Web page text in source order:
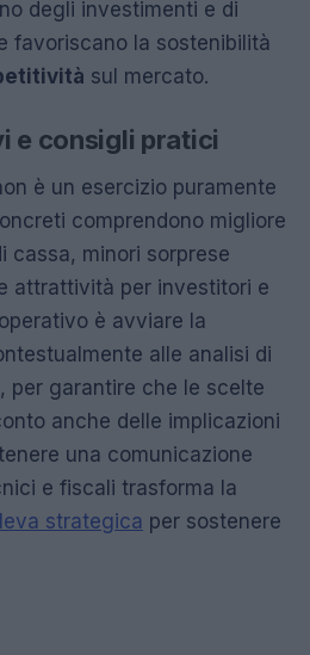
degli investimenti e di
favoriscano la sostenibilità
sul mercato.
e consigli pratici
è un esercizio puramente
comprendono migliore
cassa, minori sorprese
attrattività per investitori e
è avviare la
alle analisi di
per garantire che le scelte
anche delle implicazioni
una comunicazione
e fiscali trasforma la
leva strategica per sostenere